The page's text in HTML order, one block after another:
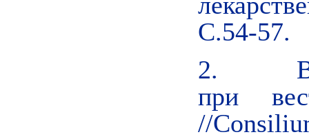
С.54-57.
2.
при
//